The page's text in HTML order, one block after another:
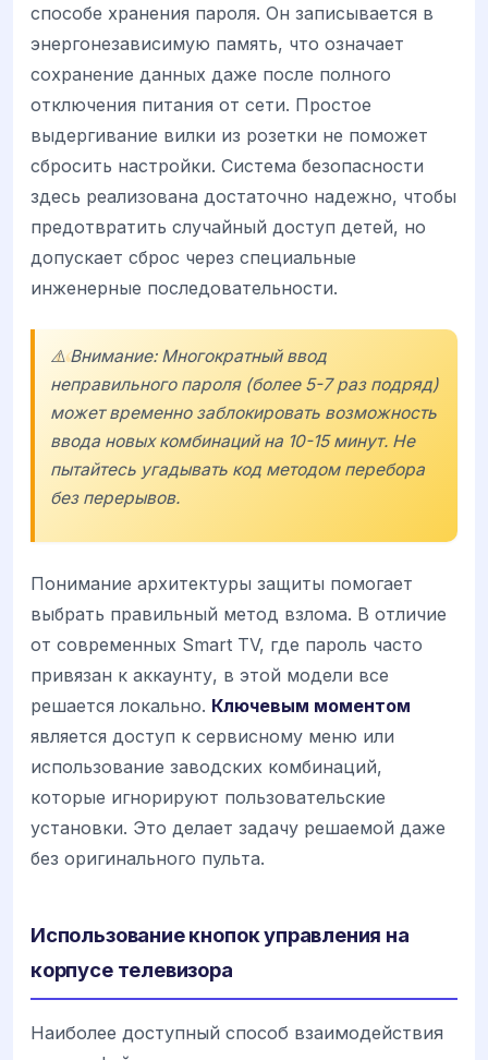
способе хранения пароля. Он записывается в
энергонезависимую память, что означает
сохранение данных даже после полного
отключения питания от сети. Простое
выдергивание вилки из розетки не поможет
сбросить настройки. Система безопасности
здесь реализована достаточно надежно, чтобы
предотвратить случайный доступ детей, но
допускает сброс через специальные
инженерные последовательности.
⚠️ Внимание: Многократный ввод
неправильного пароля (более 5-7 раз подряд)
может временно заблокировать возможность
ввода новых комбинаций на 10-15 минут. Не
пытайтесь угадывать код методом перебора
без перерывов.
Понимание архитектуры защиты помогает
выбрать правильный метод взлома. В отличие
от современных Smart TV, где пароль часто
привязан к аккаунту, в этой модели все
решается локально. Ключевым моментом
является доступ к сервисному меню или
использование заводских комбинаций,
которые игнорируют пользовательские
установки. Это делает задачу решаемой даже
без оригинального пульта.
Использование кнопок управления на
корпусе телевизора
Наиболее доступный способ взаимодействия